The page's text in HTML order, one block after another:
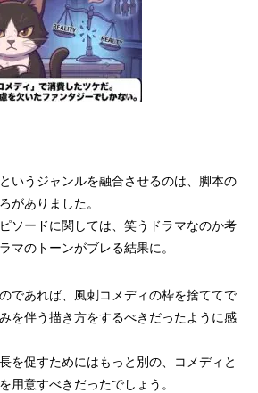
いうジャンルを融合させるのは、脚本の
がありました。
ソードに関しては、笑うドラマなのか考
マのトーンがブレる結果に。
であれば、風刺コメディの枠を捨ててで
を伴う描き方をするべきだったように感
を促すためにはもっと別の、コメディと
用意すべきだったでしょう。